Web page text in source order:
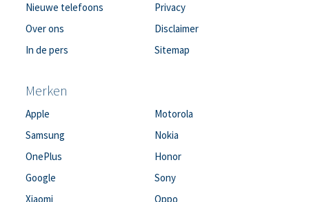
Nieuwe telefoons
Over ons
In de pers
Privacy
Disclaimer
Sitemap
Merken
Apple
Samsung
OnePlus
Google
Xiaomi
Motorola
Nokia
Honor
Sony
Oppo